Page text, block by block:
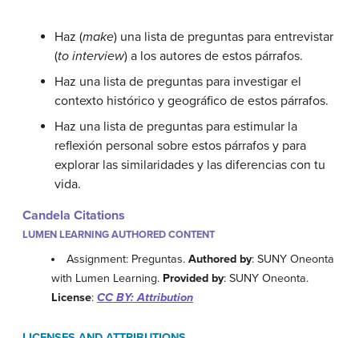
Haz (make) una lista de preguntas para entrevistar
(to interview) a los autores de estos párrafos.
Haz una lista de preguntas para investigar el
contexto histórico y geográfico de estos párrafos.
Haz una lista de preguntas para estimular la
reflexión personal sobre estos párrafos y para
explorar las similaridades y las diferencias con tu
vida.
Candela Citations
LUMEN LEARNING AUTHORED CONTENT
Assignment: Preguntas.Authored by: SUNY Oneonta
with Lumen Learning. Provided by: SUNY Oneonta.
License: CC BY: Attribution